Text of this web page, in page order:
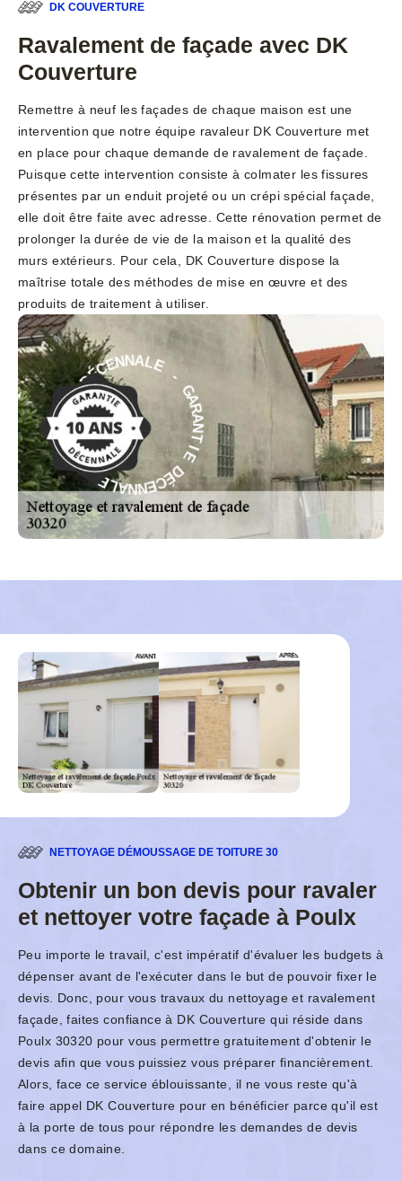
DK COUVERTURE
Ravalement de façade avec DK
Couverture
Remettre à neuf les façades de chaque maison est une
intervention que notre équipe ravaleur DK Couverture met
en place pour chaque demande de ravalement de façade.
Puisque cette intervention consiste à colmater les fissures
présentes par un enduit projeté ou un crépi spécial façade,
elle doit être faite avec adresse. Cette rénovation permet de
prolonger la durée de vie de la maison et la qualité des
murs extérieurs. Pour cela, DK Couverture dispose la
maîtrise totale des méthodes de mise en œuvre et des
produits de traitement à utiliser.
G
A
R
A
N
T
I
E
D
É
C
E
NNALE - GAR A
N
T
I
E
D
É
C
E
N
N
A
L
E
-
NETTOYAGE DÉMOUSSAGE DE TOITURE 30
Obtenir un bon devis pour ravaler
et nettoyer votre façade à Poulx
Peu importe le travail, c'est impératif d'évaluer les budgets à
dépenser avant de l'exécuter dans le but de pouvoir fixer le
devis. Donc, pour vous travaux du nettoyage et ravalement
façade, faites confiance à DK Couverture qui réside dans
Poulx 30320 pour vous permettre gratuitement d'obtenir le
devis afin que vous puissiez vous préparer financièrement.
Alors, face ce service éblouissante, il ne vous reste qu'à
faire appel DK Couverture pour en bénéficier parce qu'il est
à la porte de tous pour répondre les demandes de devis
dans ce domaine.